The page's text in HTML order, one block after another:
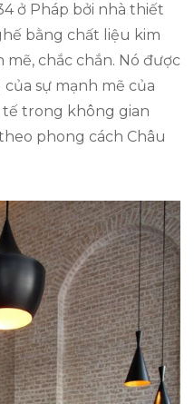
ở Pháp bởi nhà thiết
bằng chất liệu kim
mẽ, chắc chắn. Nó được
sự mạnh mẽ của
trong không gian
phong cách Châu